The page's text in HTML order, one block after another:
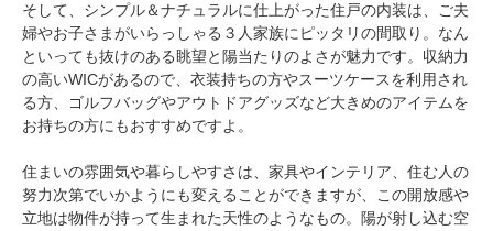
そして、シンプル＆ナチュラルに仕上がった住戸の内装は、ご夫
婦やお子さまがいらっしゃる３人家族にピッタリの間取り。なん
といっても抜けのある眺望と陽当たりのよさが魅力です。収納力
の高いWICがあるので、衣装持ちの方やスーツケースを利用され
る方、ゴルフバッグやアウトドアグッズなど大きめのアイテムを
お持ちの方にもおすすめですよ。
住まいの雰囲気や暮らしやすさは、家具やインテリア、住む人の
努力次第でいかようにも変えることができますが、この開放感や
立地は物件が持って生まれた天性のようなもの。陽が射し込む空